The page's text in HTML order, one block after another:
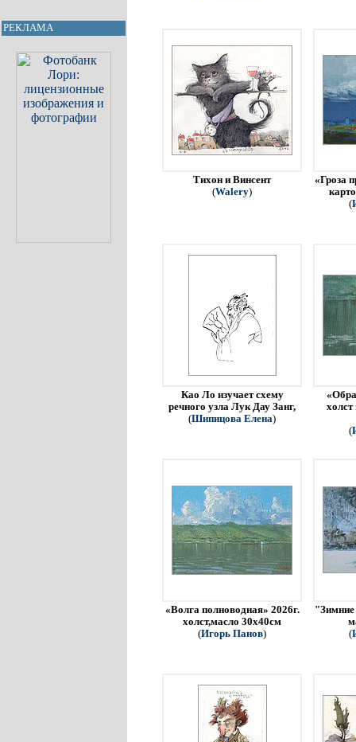
РЕКЛАМА
Тихон и Винсент
(Walery)
«Гроза
(
Као Ло изучает схему
речного узла Лук Дау Занг,
(Шипицова Елена)
холст
(
«Волга полноводная» 2026г.
холст,масло 30х40см
(Игорь Панов)
"Зимние
(